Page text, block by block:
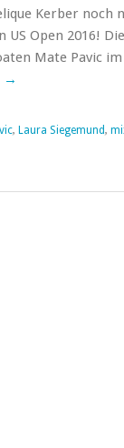
Kerber noch
US Open 2016!
Mate Pavic
→
, Laura Siegemund,